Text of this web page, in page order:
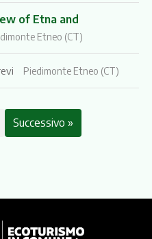
of Etna and
Etneo (CT)
Piedimonte Etneo (CT)
Successivo »